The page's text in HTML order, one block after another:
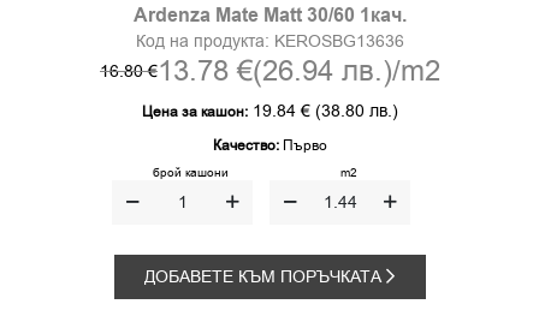
Ardenza Mate Matt 30/60 1кач.
Код на продукта: KEROSBG13636
16.80 €13.78 €(26.94 лв.)/m2
Цена за кашон: 19.84 € (38.80 лв.)
Качество:Първо
брой кашони m2
ДОБАВЕТЕ КЪМ ПОРЪЧКАТА